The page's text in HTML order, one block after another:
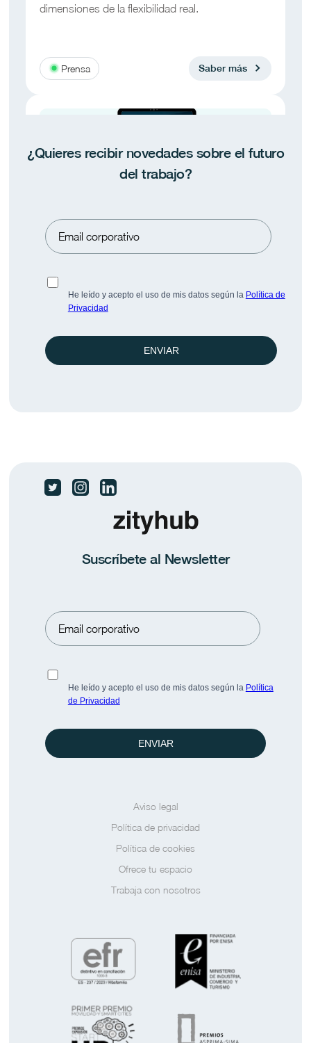
dimensiones de la flexibilidad real.
Prensa Saber más
Pulse BeFlex · Espacio-Tiempo 2026
empresas BeFlex.
Las dos Españas ante el fin de curso
El 83,4% de los ocupados no teletrabaja nunca.
Prensa Saber más
¿Quieres recibir novedades sobre el futuro
del trabajo?
He leído y acepto el uso de mis datos según la Política de
Privacidad
ENVIAR
Suscríbete al Newsletter
He leído y acepto el uso de mis datos según la Política
de Privacidad
ENVIAR
Aviso legal
Política de privacidad
Política de cookies
Ofrece tu espacio
Trabaja con nosotros